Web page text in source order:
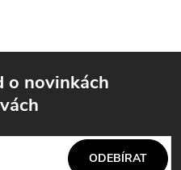
o novinkách
ODEBÍRAT